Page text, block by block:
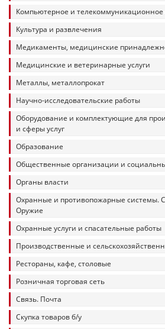
Компьютерное и
Культура и развлечения
Медикаменты, медицинские
Медицинские и ветеринарные услуги
Металлы, металлопрокат
Научно-исследовательские работы
Оборудование и комплектующие для
и сферы услуг
Образование
Общественные организации и
Органы власти
Охранные и противопожарные системы.
Оружие
Охранные услуги и спасательные работы
Производственные и
Рестораны, кафе, столовые
Розничная торговая сеть
Связь. Почта
Скупка товаров б/у